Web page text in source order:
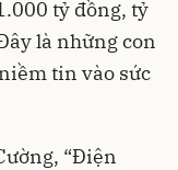
tỷ đồng, tỷ
là những con
tin vào sức
“Điện